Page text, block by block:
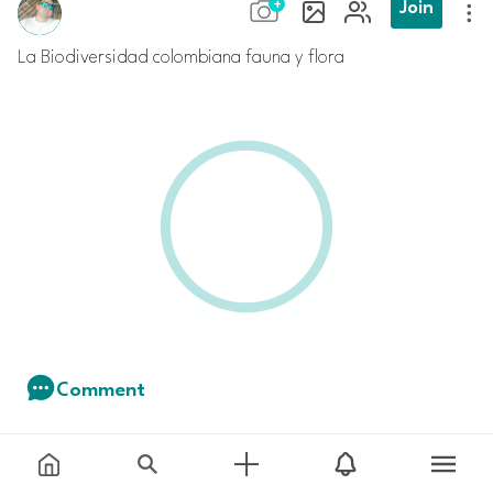
Join
La Biodiversidad colombiana fauna y flora
Comment